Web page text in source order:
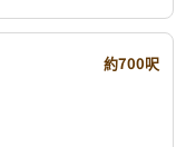
約700呎